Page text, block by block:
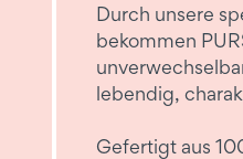
Durch unsere
bekommen
lebendig,
Gefertigt aus